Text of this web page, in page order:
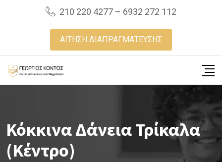
210 220 4277 – 6932 272 112
ΑΙΤΗΣΗ ΔΙΑΠΡΑΓΜΑΤΕΥΣΗΣ
Κόκκινα Δάνεια Τρίκαλα
(Κέντρο)